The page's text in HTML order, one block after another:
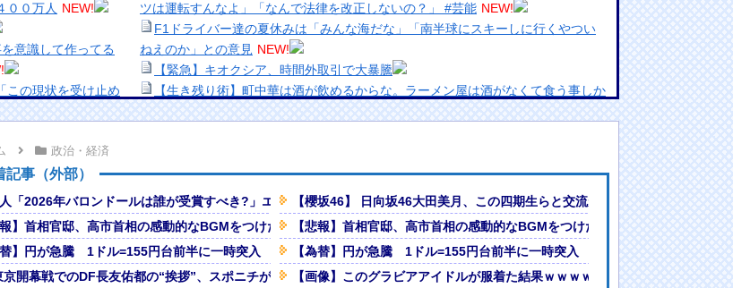
００万人 NEW!
意識して作ってる
この現状を受け止め
ｗ
ソングライター・
ーしに行くやつい
気になる事故のドラ
ツは運転すんなよ」「なんで法律を改正しないの？」 #芸能 NEW!
F1ドライバー達の夏休みは「みんな海だな」「南半球にスキーしに行くやつい
ねえのか」との意見 NEW!
【緊急】キオクシア、時間外取引で大暴騰
【生き残り術】町中華は酒が飲めるからな。ラーメン屋は酒がなくて食う事しか
熊本地震、「九州自動車道は混んでない」と実況しながら被災地へ向かう有名ア
ナなどに批判殺到 全国紙記者「最新の状況をいち早く伝えることは報道機関として
の責務」「情報を取り上げることには大きな意義がある」
【画像】顔100点、体30点の女ｗｗｗ
「洋画に日本版主題歌は必要か?」論争
【悲報】職場で無能判定された人間って割とガチめに差別されるよな・・・
政治・経済
記事（外部）
「2026年バロンドールは誰が受賞すべき?」エンバペ、今季無冠でも初受賞か!?海外ファンが考える本命とは!?【海外の反応】
報】首相官邸、高市首相の感動的なBGMをつけた熊本訪問の感動ムービーを投稿
替】円が急騰 1ドル=155円台前半に一時突入 “追加介入が実施”と市場の観測 神経質な値動きから急上昇
京開幕戦でのDF長友佑都の“挨拶”、スポニチがネタバレ報道
【櫻坂46】 日向坂46大田美月、この四期生らと交流がある模様
【悲報】首相官邸、高市首相の感動的なBGMをつけた熊本訪問の感動ムービ
【為替】円が急騰 1ドル=155円台前半に一時突入 “追加介入が実施”と市
【画像】このグラビアアイドルが服着た結果ｗｗｗｗｗ